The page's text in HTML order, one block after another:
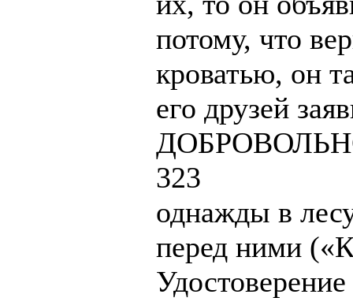
потому, что
кроватью, он
его друзей
323
однажды в
перед ними